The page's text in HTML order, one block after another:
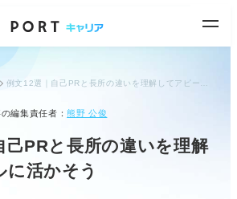
編集責任者：熊野 公俊
己PRと長所の違いを理解
に活かそう